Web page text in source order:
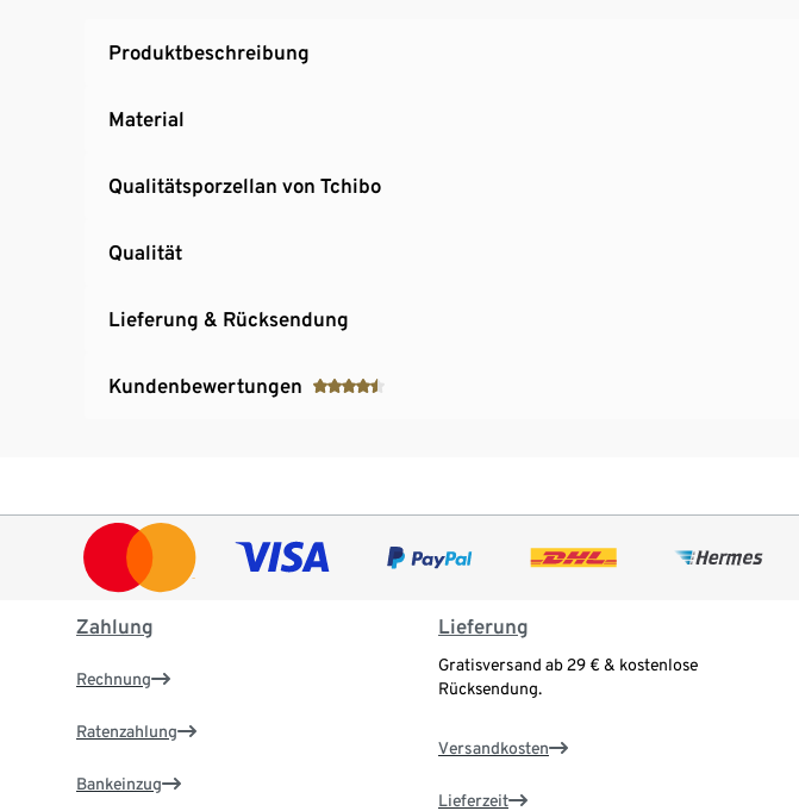
Produktbeschreibung
Material
Qualitätsporzellan von Tchibo
Qualität
Lieferung & Rücksendung
Kundenbewertungen
Zahlung
Rechnung
Ratenzahlung
Bankeinzug
Lieferung
Gratisversand ab 29 € & kostenlose
Rücksendung.
Versandkosten
Lieferzeit